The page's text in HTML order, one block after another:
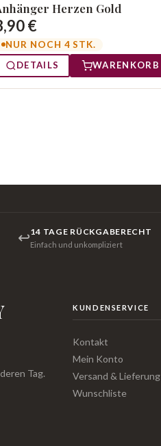
Herzen Gold
€
NUR NOCH 4 STK.
DETAILS
WARENKORB
↩14 TAGE RÜCKGABERECHT
Einfach und unkompliziert
Tag.
KUNDENSERVICE
Kontakt
Mein Konto
Versand & Lieferung
Wunschliste